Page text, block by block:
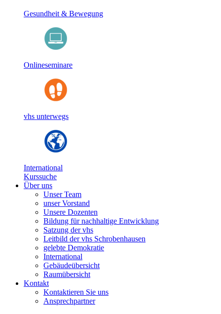
Gesundheit & Bewegung
Onlineseminare
vhs unterwegs
International
Kurssuche
Über uns
Unser Team
unser Vorstand
Unsere Dozenten
Bildung für nachhaltige Entwicklung
Satzung der vhs
Leitbild der vhs Schrobenhausen
gelebte Demokratie
International
Gebäudeübersicht
Raumübersicht
Kontakt
Kontaktieren Sie uns
Ansprechpartner